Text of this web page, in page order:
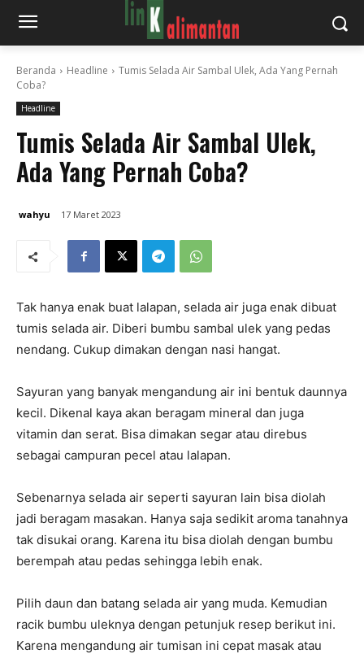
Beranda Headline
Tumis Selada Air Sambal Ulek, Ada Yang Pernah
Coba?
Headline
Tumis Selada Air Sambal Ulek,
Ada Yang Pernah Coba?
wahyu 17 Maret 2023
Tak hanya enak buat lalapan, selada air juga enak dibuat
tumis selada air. Diberi bumbu sambal ulek yang pedas
nendang. Cukup dimakan dengan nasi hangat.
Sayuran yang banyak mengandung air ini bentuk daunnya
kecil. Dikenal kaya akan beragam mineral dan juga
vitamin dan serat. Bisa dimakan segar atau direbus
sebagai campuran pecel atau lalapan.
Sebenarnya selada air seperti sayuran lain bisa diolah
jadi beragam masakan. Hanya saja sedikit aroma tanahnya
tak disukai orang. Karena itu bisa diolah dengan bumbu
berempah atau pedas sehingga lebih enak.
Pilih daun dan batang selada air yang muda. Kemudian
racik bumbu uleknya dengan petunjuk resep berikut ini.
Karena mengandung air tumisan ini cepat masak atau